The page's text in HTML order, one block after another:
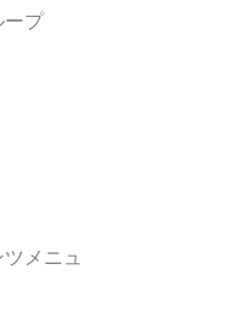
ープ
メニュ